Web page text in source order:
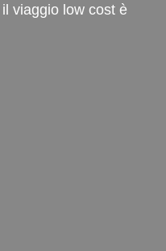
viaggio low cost è